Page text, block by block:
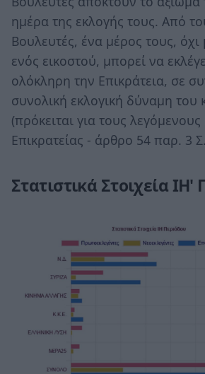
ημέρα της εκλογής τους. Από
Βουλευτές, ένα μέρος τους,
ενός εικοστού, μπορεί να
ολόκληρη την Επικράτεια, σε
συνολική εκλογική δύναμη του
(πρόκειται για τους
Επικρατείας - άρθρο 54 παρ. 3
Στατιστικά Στοιχεία ΙΗ'